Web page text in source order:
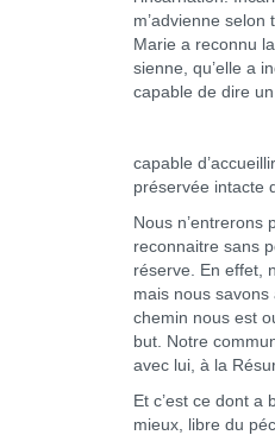
m’advienne
Marie a reconnu
sienne, qu’elle a
capable de dire
capable
préservée intacte
Nous n’entrerons
reconnaitre sans
réserve. En effet,
mais nous
chemin nous est
but. Notre
avec lui, à la
Et c’est ce dont
mieux, libre du